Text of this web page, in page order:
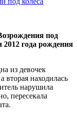
под
2012 года рождения
из девочек
вторая находилась
нарушила
пересекала